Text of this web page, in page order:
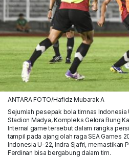
ANTARA FOTO/Hafidz Mubarak A
Sejumlah pesepak bola timnas
Stadion Madya, Kompleks Gelora Bung
Internal game tersebut dalam rangka
tampil pada ajang olah raga SEA Games
Indonesia U-22, Indra Sjafri, memastikan
Ferdinan bisa bergabung dalam tim.